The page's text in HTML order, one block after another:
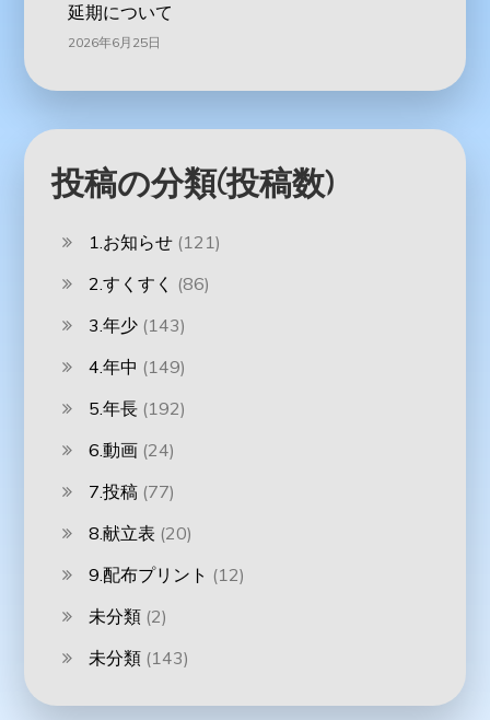
延期について
2026年6月25日
投稿の分類(投稿数)
1.お知らせ (121)
2.すくすく (86)
3.年少 (143)
4.年中 (149)
5.年長 (192)
6.動画 (24)
7.投稿 (77)
8.献立表 (20)
9.配布プリント (12)
未分類 (2)
未分類 (143)